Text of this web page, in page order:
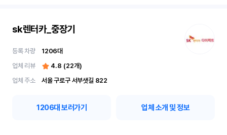
sk렌터카_중장기
등록 차량 1206대
업체 리뷰
4.8 (22개)
업체 주소
서울 구로구 서부샛길 822
1206대 보러가기 업체 소개 및 정보